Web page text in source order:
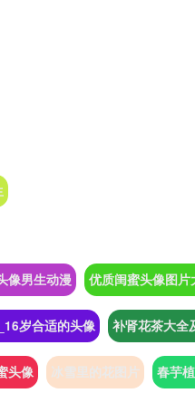
像男生动漫 优质闺蜜头像图片
岁合适的头像 补肾花茶大全
头像 冰雪里的花图片 春芋